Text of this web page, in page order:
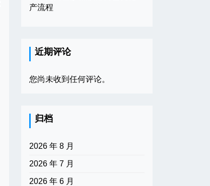
产流程
近期评论
您尚未收到任何评论。
归档
2026 年 8 月
2026 年 7 月
2026 年 6 月